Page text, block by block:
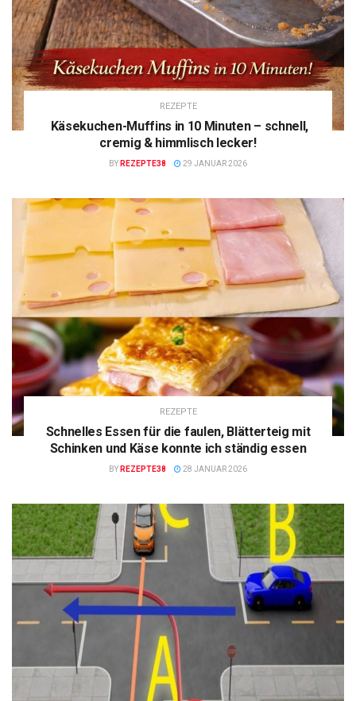
REZEPTE
Käsekuchen-Muffins in 10 Minuten – schnell,
cremig & himmlisch lecker!
BY REZEPTE38 29 JANUAR 2026
REZEPTE
Schnelles Essen für die faulen, Blätterteig mit
Schinken und Käse konnte ich ständig essen
BY REZEPTE38 28 JANUAR 2026